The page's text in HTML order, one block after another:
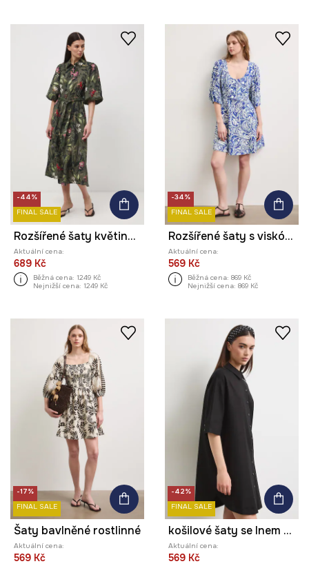
-44%
FINAL SALE
Rozšířené šaty květinové
Aktuální cena:
689 Kč
Běžná cena: 1249 Kč
Nejnižší cena: 1249 Kč
-34%
FINAL SALE
Rozšířené šaty s viskózou rostlinné
Aktuální cena:
569 Kč
Běžná cena: 869 Kč
Nejnižší cena: 869 Kč
-17%
FINAL SALE
Šaty bavlněné rostlinné
Aktuální cena:
569 Kč
-42%
FINAL SALE
košilové šaty se lnem hladké
Aktuální cena:
569 Kč